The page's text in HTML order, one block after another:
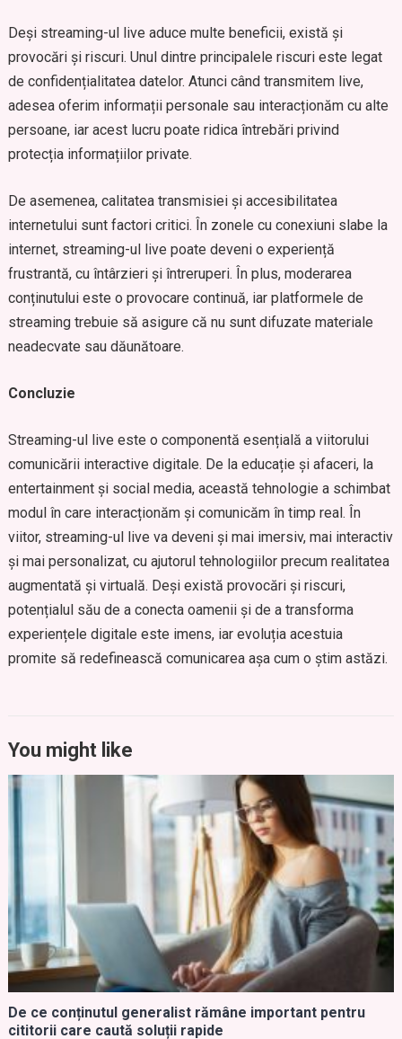
Deși streaming-ul live aduce multe beneficii, există și
provocări și riscuri. Unul dintre principalele riscuri este legat
de confidențialitatea datelor. Atunci când transmitem live,
adesea oferim informații personale sau interacționăm cu alte
persoane, iar acest lucru poate ridica întrebări privind
protecția informațiilor private.
De asemenea, calitatea transmisiei și accesibilitatea
internetului sunt factori critici. În zonele cu conexiuni slabe la
internet, streaming-ul live poate deveni o experiență
frustrantă, cu întârzieri și întreruperi. În plus, moderarea
conținutului este o provocare continuă, iar platformele de
streaming trebuie să asigure că nu sunt difuzate materiale
neadecvate sau dăunătoare.
Concluzie
Streaming-ul live este o componentă esențială a viitorului
comunicării interactive digitale. De la educație și afaceri, la
entertainment și social media, această tehnologie a schimbat
modul în care interacționăm și comunicăm în timp real. În
viitor, streaming-ul live va deveni și mai imersiv, mai interactiv
și mai personalizat, cu ajutorul tehnologiilor precum realitatea
augmentată și virtuală. Deși există provocări și riscuri,
potențialul său de a conecta oamenii și de a transforma
experiențele digitale este imens, iar evoluția acestuia
promite să redefinească comunicarea așa cum o știm astăzi.
You might like
De ce conținutul generalist rămâne important pentru
cititorii care caută soluții rapide